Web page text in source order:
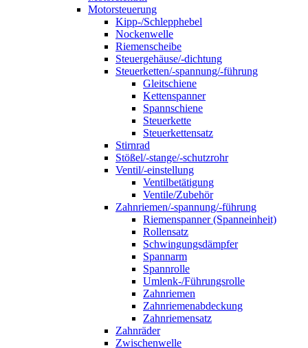
Motorsteuerung
Kipp-/Schlepphebel
Nockenwelle
Riemenscheibe
Steuergehäuse/-dichtung
Steuerketten/-spannung/-führung
Gleitschiene
Kettenspanner
Spannschiene
Steuerkette
Steuerkettensatz
Stirnrad
Stößel/-stange/-schutzrohr
Ventil/-einstellung
Ventilbetätigung
Ventile/Zubehör
Zahnriemen/-spannung/-führung
Riemenspanner (Spanneinheit)
Rollensatz
Schwingungsdämpfer
Spannarm
Spannrolle
Umlenk-/Führungsrolle
Zahnriemen
Zahnriemenabdeckung
Zahnriemensatz
Zahnräder
Zwischenwelle